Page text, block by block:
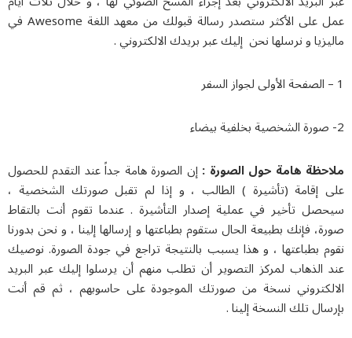
عمل على الأكثر ستصدر رسالة قبولك من معهد اللغة Awesome في
و نرسلها نحن إليك عبر بريدك الالكتروني .
هامة حول الصورة :إن الصورة هامة جداً عند التقدم للحصول
إقامة (تأشيرة ) الطالب ، و إذا لم تقبل صورتك الشخصية ،
تأخير في عملية إصدار التأشيرة . عندما تقوم أنت بالتقاط
فإنك بطبيعة الحال ستقوم بطباعتها و إرسالها إلينا ، و نحن بدورنا
بطباعتها ، و هذا يسبب بالنتيجة تراجع في جودة الصورة. نوصيك
الذهاب لمركز التصوير أن تطلب منهم أن يرسلوا إليك عبر البريد
نسخة من صورتك الموجودة على حاسوبهم ، ثم قم أنت
تلك النسخة إلينا .